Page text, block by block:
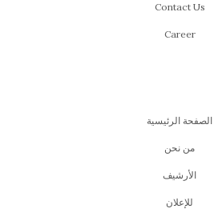
Contact Us
Career
الصفحة الرئيسية
من نحن
اﻷرشيف
للإعلان